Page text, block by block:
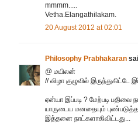
mmmm.....
Vetha.Elangathilakam.
20 August 2012 at 02:01
Philosophy Prabhakaran
@ மயிலன்
// விழா குழுவில் இருந்துகிட்டே
ஏன்யா இப்படி ? மேற்படி பதிவை
யாருடைய மனதையும்
இத்தனை நாட்களாகிவிட்டது...